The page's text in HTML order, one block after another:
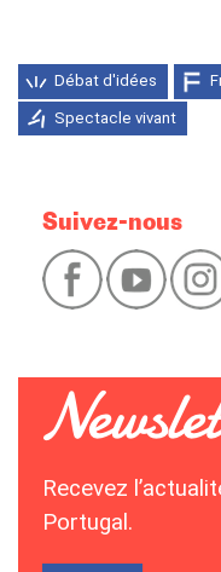
Débat d'idées
Spectacle vivant
Suivez-nous
Recevez
Portugal.